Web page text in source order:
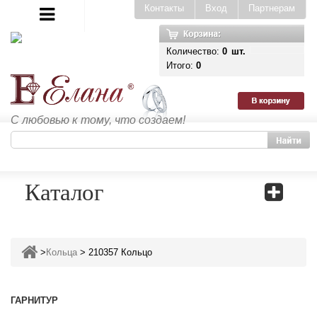
С любовью к тому, что создаем!
Партнерам
Вход
Контакты
Количество: 0 шт.
Итого: 0
Каталог
> Кольца > 210357 Кольцо
ГАРНИТУР